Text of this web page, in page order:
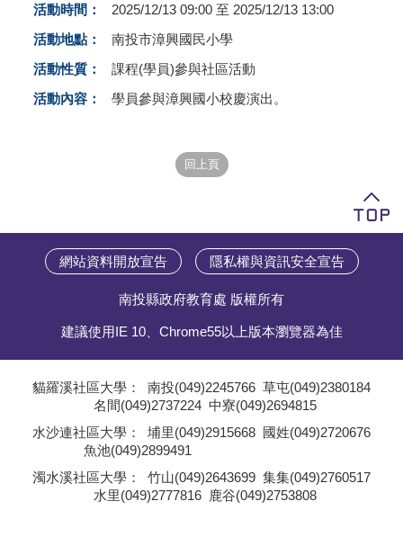
志工與社團
友站連結
校務行政
活動時間：
2025/12/13 09:00 至 2025/12/13 13:00
活動地點：
南投市漳興國民小學
活動性質：
課程(學員)參與社區活動
活動內容：
學員參與漳興國小校慶演出。
網站資料開放宣告 隱私權與資訊安全宣告
南投縣政府教育處 版權所有
建議使用IE 10、Chrome55以上版本瀏覽器為佳
貓羅溪社區大學： 南投(049)2245766 草屯(049)2380184
名間(049)2737224 中寮(049)2694815
水沙連社區大學： 埔里(049)2915668 國姓(049)2720676
魚池(049)2899491
濁水溪社區大學： 竹山(049)2643699 集集(049)2760517
水里(049)2777816 鹿谷(049)2753808